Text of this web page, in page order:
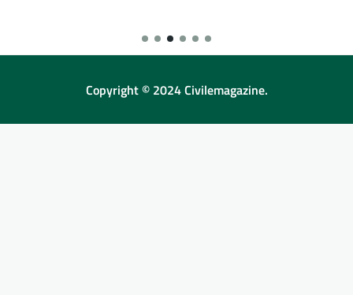
Copyright © 2024 Civilemagazine.